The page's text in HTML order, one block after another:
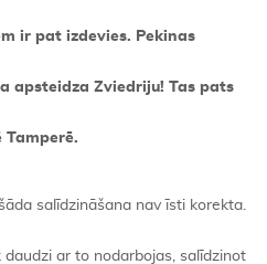
ir pat izdevies. Pekinas
apsteidza Zviedriju! Tas pats
Tamperē.
salīdzināšana nav īsti korekta.
ar to nodarbojas, salīdzinot